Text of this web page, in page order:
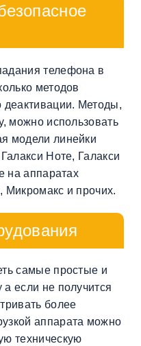
телефона в
методов
деактивации. Методы,
можно использовать
модели линейки
Ноте, Галакси
на аппаратах
Микромакс и прочих.
самые простые и
если не получится
более
аппарата можно
техническую